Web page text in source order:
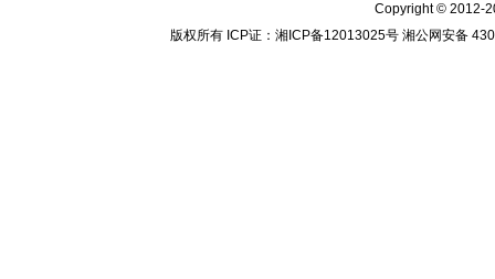
Copyright © 2012-
版权所有 ICP证：湘ICP备12013025号 湘公网安备